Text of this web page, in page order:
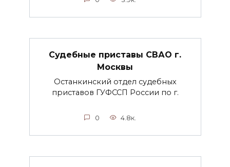
Судебные приставы СВАО г.
Москвы
Останкинский отдел судебных
приставов ГУФССП России по г.
0 4.8к.